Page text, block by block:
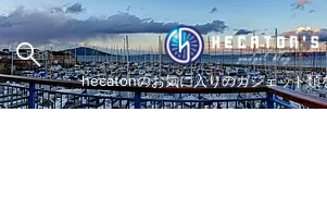
hecatonのお気に入りのガジェット類